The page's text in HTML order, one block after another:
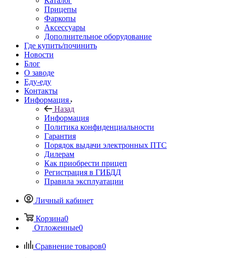
Прицепы
Фаркопы
Аксессуары
Дополнительное оборудование
Где купить/починить
Новости
Блог
О заводе
Еду-еду
Контакты
Информация
Назад
Информация
Политика конфиденциальности
Гарантия
Порядок выдачи электронных ПТС
Дилерам
Как приобрести прицеп
Регистрация в ГИБДД
Правила эксплуатации
Личный кабинет
Корзина0
Отложенные0
Сравнение товаров0